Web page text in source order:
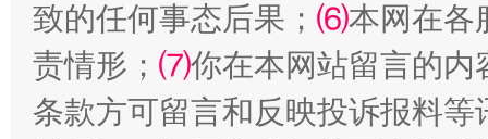
致的任何事态后果； ⑹本网在各
责情形； ⑺你在本网站留言的内
条款方可留言和反映投诉报料